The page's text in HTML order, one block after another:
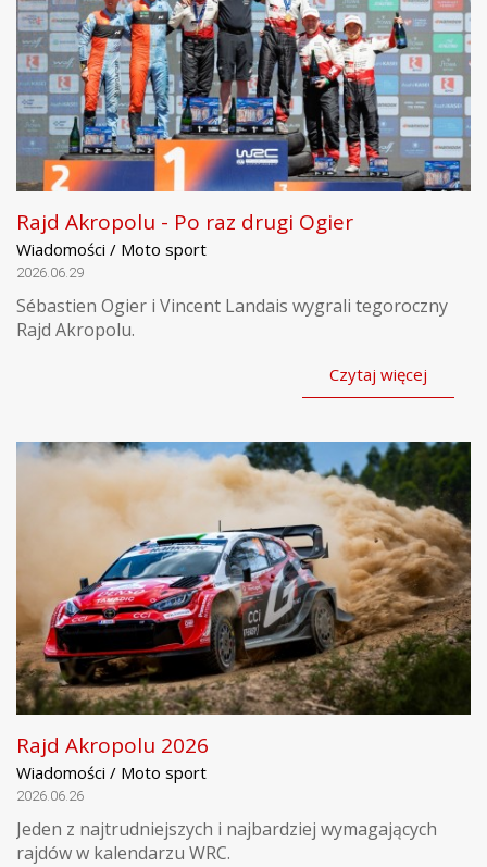
Rajd Akropolu - Po raz drugi Ogier
Wiadomości / Moto sport
2026.06.29
Sébastien Ogier i Vincent Landais wygrali tegoroczny
Rajd Akropolu.
Czytaj więcej
Rajd Akropolu 2026
Wiadomości / Moto sport
2026.06.26
Jeden z najtrudniejszych i najbardziej wymagających
rajdów w kalendarzu WRC.